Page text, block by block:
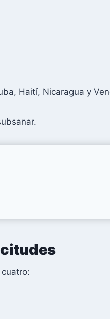
Haití, Nicaragua y